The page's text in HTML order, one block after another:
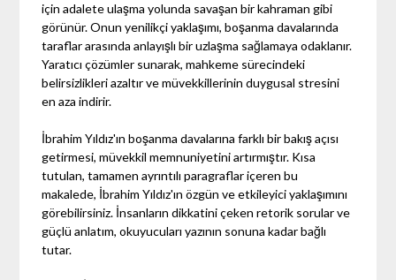
için adalete ulaşma yolunda savaşan bir kahraman gibi
görünür. Onun yenilikçi yaklaşımı, boşanma davalarında
taraflar arasında anlayışlı bir uzlaşma sağlamaya odaklanır.
Yaratıcı çözümler sunarak, mahkeme sürecindeki
belirsizlikleri azaltır ve müvekkillerinin duygusal stresini
en aza indirir.
İbrahim Yıldız'ın boşanma davalarına farklı bir bakış açısı
getirmesi, müvekkil memnuniyetini artırmıştır. Kısa
tutulan, tamamen ayrıntılı paragraflar içeren bu
makalede, İbrahim Yıldız'ın özgün ve etkileyici yaklaşımını
görebilirsiniz. İnsanların dikkatini çeken retorik sorular ve
güçlü anlatım, okuyucuları yazının sonuna kadar bağlı
tutar.